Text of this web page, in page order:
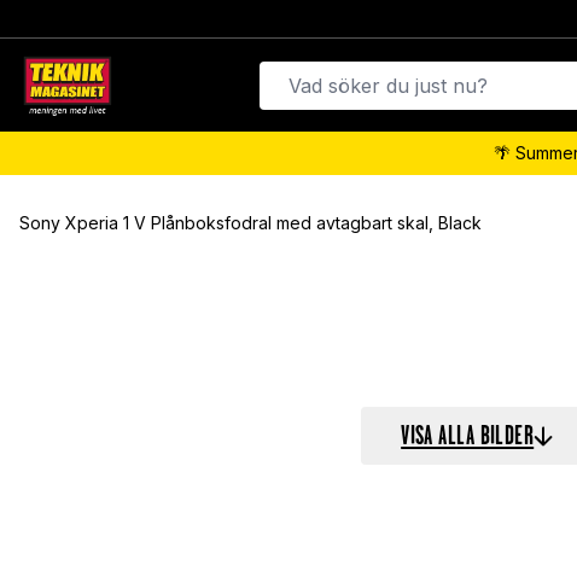
🌴
Sony Xperia 1 V Plånboksfodral med avtagbart skal, Black
VISA ALLA BILDER